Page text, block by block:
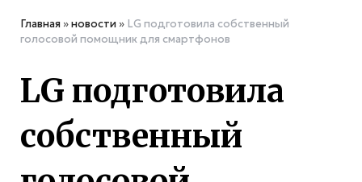
Главная »новости » LG подготовила собственный
голосовой помощник для смартфонов
LG подготовила
собственный